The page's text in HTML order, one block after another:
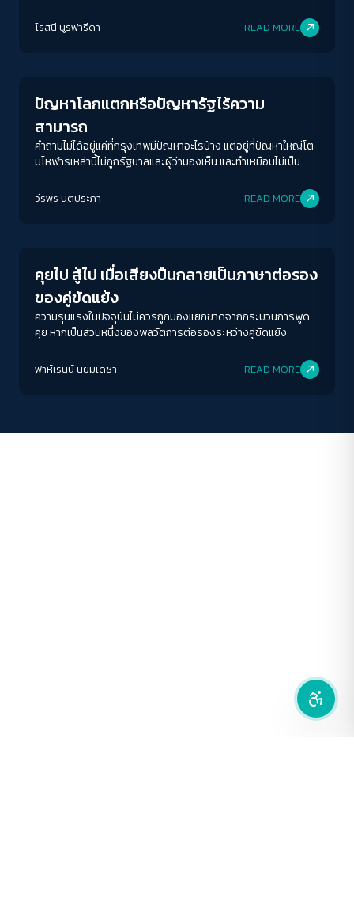
โรสนี นูรฟารีดา READ MORE
ปัญหาโลกแตกหรือปัญหารัฐไร้ความ
สามารถ
คำถามไม่ได้อยู่แค่ที่กรุงเทพมีปัญหาอะไรบ้าง แต่อยู่ที่ปัญหาใหญ่โต
มโหฬารเหล่านี้ไม่ถูกรัฐบาลและผู้ว่ามองเห็น และทำเหมือนไม่เป็น
วีรพร นิติประภา READ MORE
คุยไป สู้ไป เมื่อเสียงปืนกลายเป็นภาษาต่อรอง
ของคู่ขัดแย้ง
ความรุนแรงในปัจจุบันไม่ควรถูกมองแยกขาดจากกระบวนการพูด
คุย หากเป็นส่วนหนึ่งของพลวัตการต่อรองระหว่างคู่ขัดแย้ง
ฟาห์เรนน์ นิยมเดชา READ MORE
ปกติ มาก มากที่สุด
ปิด Deutan Tritan